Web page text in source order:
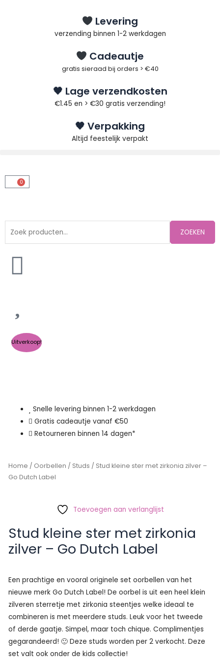
Levering
verzending binnen 1-2 werkdagen
Cadeautje
gratis sieraad bij orders > €40
🖤 Lage verzendkosten
€1.45 en > €30 gratis verzending!
🖤 Verpakking
Altijd feestelijk verpakt
0
Winkelwagen
ZOEKEN
Uitverkoop!
Snelle levering binnen 1-2 werkdagen
Gratis cadeautje vanaf €50
Retourneren binnen 14 dagen*
Home / Oorbellen / Studs / Stud kleine ster met zirkonia zilver –
Go Dutch Label
Toevoegen aan verlanglijst
Stud kleine ster met zirkonia
zilver – Go Dutch Label
Een prachtige en vooral originele set oorbellen van het
nieuwe merk Go Dutch Label! De oorbel is uit een heel klein
zilveren sterretje met zirkonia steentjes welke ideaal te
combineren is met meerdere studs. Leuk voor het tweede
of derde gaatje. Simpel, maar toch chique. Complimentjes
gegarandeerd! 🙂 Deze studs worden per 2 verkocht. Deze
set valt ook onder de kids collectie!